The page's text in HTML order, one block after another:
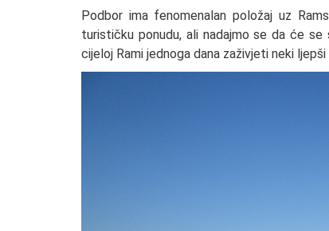
Podbor ima fenomenalan položaj uz
turističku ponudu, ali nadajmo se da će
cijeloj Rami jednoga dana zaživjeti neki